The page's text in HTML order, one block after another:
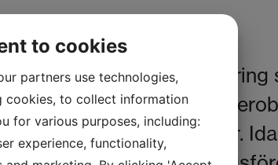
förbättring och uppdatering
av
våra auktorisationer.
to cookies
partners use technologies,
cookies, to collect information
for various purposes, including:
experience, functionality,